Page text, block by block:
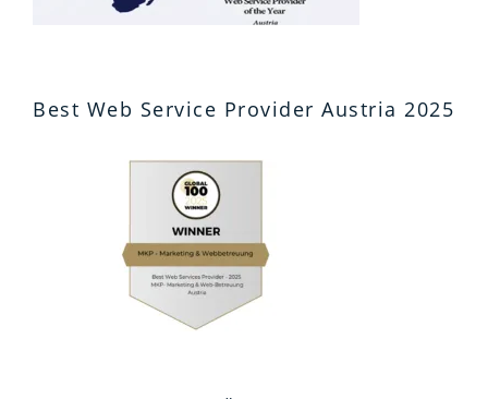
Best Web Service Provider Austria 2025